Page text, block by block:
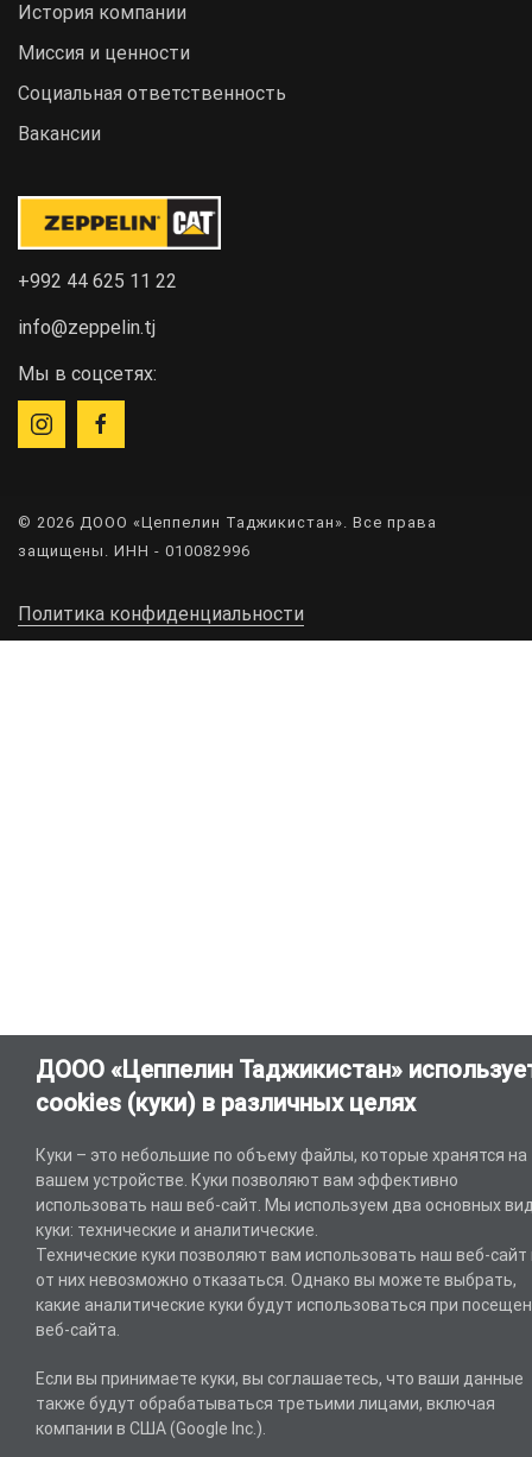
История компании
Миссия и ценности
Социальная ответственность
Вакансии
+992 44 625 11 22
info@zeppelin.tj
Мы в соцсетях:
© 2026 ДООО «Цеппелин Таджикистан». Все права
защищены. ИНН - 010082996
Политика конфиденциальности
ДООО «Цеппелин Таджикистан»
cookies (куки) в различных целях
Куки – это небольшие по объему файлы, которые хранятся на
вашем устройстве. Куки позволяют вам эффективно
использовать наш веб-сайт. Мы используем два основных
куки: технические и аналитические.
Технические куки позволяют вам использовать наш веб-сайт
от них невозможно отказаться. Однако вы можете выбрать,
какие аналитические куки будут использоваться при
веб-сайта.
Если вы принимаете куки, вы соглашаетесь, что ваши данные
также будут обрабатываться третьими лицами, включая
компании в США (Google Inc.).